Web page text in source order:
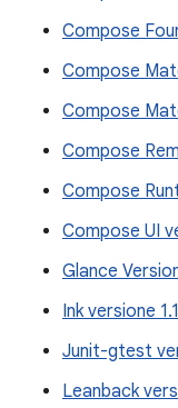
Compose
Compose
Compose
Compose
Compose
Compose UI
Glance
Ink versione
Junit-gtest
Leanback